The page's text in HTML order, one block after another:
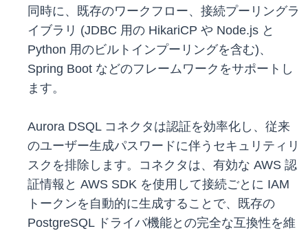
同時に、既存のワークフロー、接続プーリングラ
イブラリ (JDBC 用の HikariCP や Node.js と
Python 用のビルトインプーリングを含む)、
Spring Boot などのフレームワークをサポートし
ます。
Aurora DSQL コネクタは認証を効率化し、従来
のユーザー生成パスワードに伴うセキュリティリ
スクを排除します。コネクタは、有効な AWS 認
証情報と AWS SDK を使用して接続ごとに IAM
トークンを自動的に生成することで、既存の
PostgreSQL ドライバ機能との完全な互換性を維